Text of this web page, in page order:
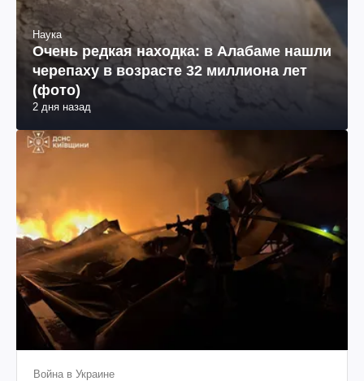
Наука
Очень редкая находка: в Алабаме нашли
черепаху в возрасте 32 миллиона лет
(фото)
2 дня назад
Война в Украине